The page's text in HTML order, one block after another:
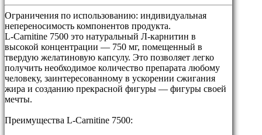
Ограничения по использованию: индивидуальная
непереносимость компонентов продукта.
L-Carnitine 7500 это натуральный Л-карнитин в
высокой концентрации — 750 мг, помещенный в
твердую желатиновую капсулу. Это позволяет легко
получить необходимое количество препарата любому
человеку, заинтересованному в ускорении сжигания
жира и созданию прекрасной фигуры — фигуры своей
мечты.
Преимущества L-Carnitine 7500: